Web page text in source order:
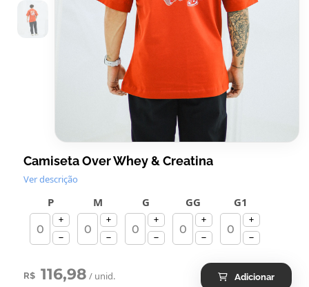
Camiseta Over Whey & Creatina
Ver descrição
P M G GG G1
R$ 116,98 / unid. Adicionar